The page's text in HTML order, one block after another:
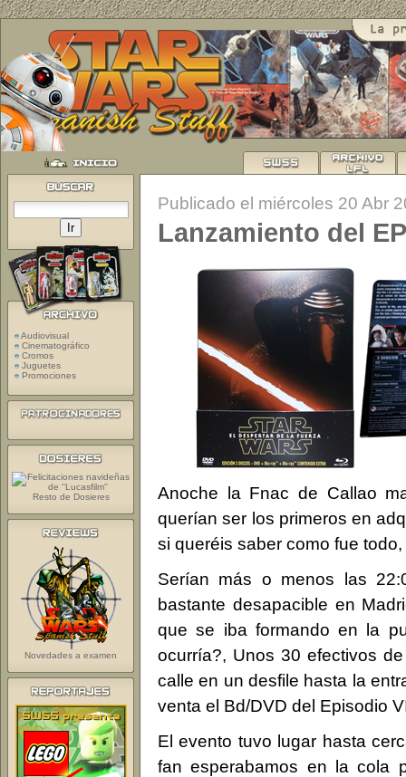
Publicado el miércoles 20 Abr
Lanzamiento del
Anoche la Fnac de Callao
querían ser los primeros en
si queréis saber como fue
Serían más o menos las
bastante desapacible en
que se iba formando en la
ocurría?, Unos 30 efectivos
calle en un desfile hasta la
venta el Bd/DVD del Episodio
El evento tuvo lugar hasta
fan esperabamos en la cola
Audiovisual
Cinematográfico
Cromos
Juguetes
Promociones
Resto de Dosieres
Novedades a examen